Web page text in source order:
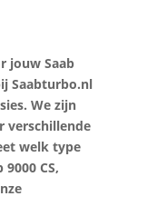
jouw Saab
Saabturbo.nl
We zijn
verschillende
welk type
CS,